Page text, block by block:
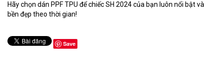
Hãy chọn dán PPF TPU để chiếc SH 2024 của bạn luôn nổi bật và
bền đẹp theo thời gian!
Save